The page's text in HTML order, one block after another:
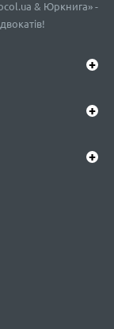
& Юркнига» -